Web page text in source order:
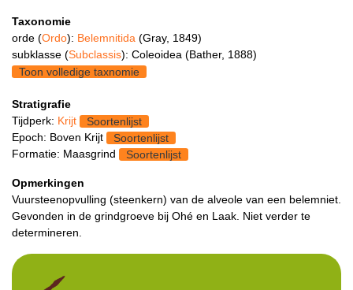
Taxonomie
orde (Ordo): Belemnitida (Gray, 1849)
subklasse (Subclassis): Coleoidea (Bather, 1888)
Toon volledige taxnomie
Stratigrafie
Tijdperk: Krijt
Soortenlijst
Epoch: Boven Krijt
Soortenlijst
Formatie: Maasgrind
Soortenlijst
Opmerkingen
Vuursteenopvulling (steenkern) van de alveole van een belemniet.
Gevonden in de grindgroeve bij Ohé en Laak. Niet verder te
determineren.